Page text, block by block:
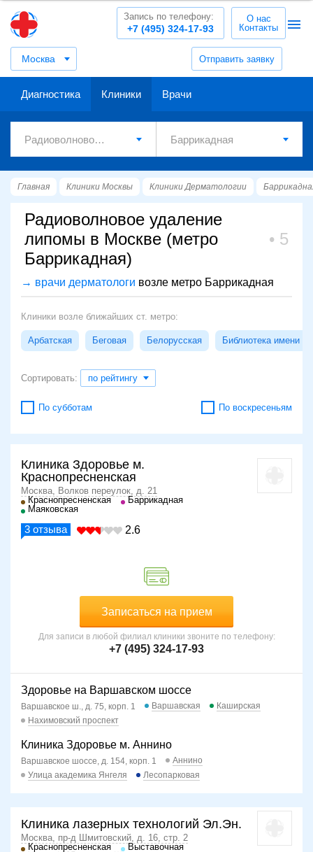
Москва Отправить заявку
+7 (495) 324-17-93
Запись по телефону:
О нас
Контакты
Диагностика Клиники Врачи
Главная Клиники Москвы Клиники Дерматологии
Радиоволновое удаление
липомы в Москве (метро
Баррикадная)
5
→ врачи дерматологи возле метро Баррикадная
Клиники возле ближайших ст. метро:
Арбатская Беговая Белорусская Библиотека имени
Сортировать: по рейтингу
По субботам По воскресеньям
Клиника Здоровье м.
Краснопресненская
Москва, Волков переулок, д. 21
Краснопресненская
Баррикадная
Маяковская
3 отзыва 2.6
Записаться на прием
Для записи в любой филиал клиники звоните по телефону:
+7 (495) 324-17-93
Здоровье на Варшавском шоссе
Варшавское ш., д. 75, корп. 1 Варшавская
Каширская
Нахимовский проспект
Клиника Здоровье м. Аннино
Варшавское шоссе, д. 154, корп. 1
Аннино
Улица академика Янгеля
Лесопарковая
Клиника лазерных технологий Эл.Эн.
Москва, пр-д Шмитовский, д. 16, стр. 2
Краснопресненская
Выставочная